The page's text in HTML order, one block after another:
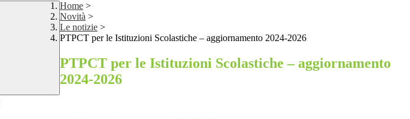
Home >
Novità >
Le notizie >
PTPCT per le Istituzioni Scolastiche – aggiornamento 2024-2026
PTPCT per le Istituzioni Scolastiche – aggiornamento
2024-2026